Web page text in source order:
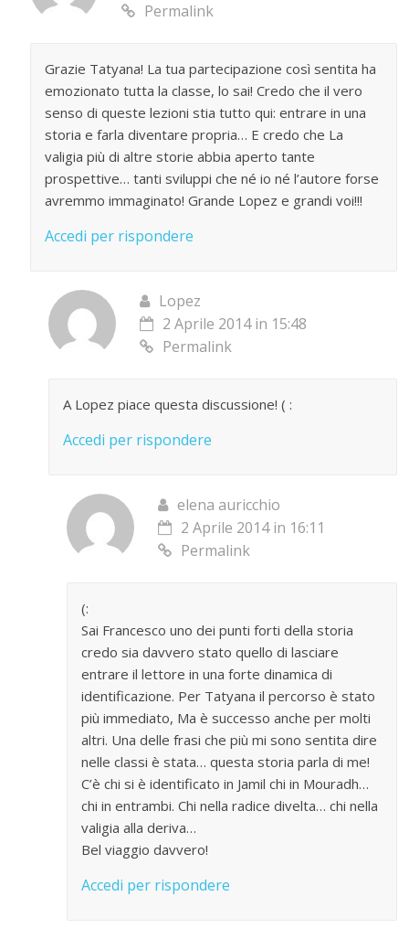
Permalink
Grazie Tatyana! La tua partecipazione così sentita ha
emozionato tutta la classe, lo sai! Credo che il vero
senso di queste lezioni stia tutto qui: entrare in una
storia e farla diventare propria… E credo che La
valigia più di altre storie abbia aperto tante
prospettive… tanti sviluppi che né io né l’autore forse
avremmo immaginato! Grande Lopez e grandi voi!!!
Accedi per rispondere
Lopez
2 Aprile 2014 in 15:48
Permalink
A Lopez piace questa discussione! ( :
Accedi per rispondere
elena auricchio
2 Aprile 2014 in 16:11
Permalink
(:
Sai Francesco uno dei punti forti della storia
credo sia davvero stato quello di lasciare
entrare il lettore in una forte dinamica di
identificazione. Per Tatyana il percorso è stato
più immediato, Ma è successo anche per molti
altri. Una delle frasi che più mi sono sentita dire
nelle classi è stata… questa storia parla di me!
C’è chi si è identificato in Jamil chi in Mouradh…
chi in entrambi. Chi nella radice divelta… chi nella
valigia alla deriva…
Bel viaggio davvero!
Accedi per rispondere